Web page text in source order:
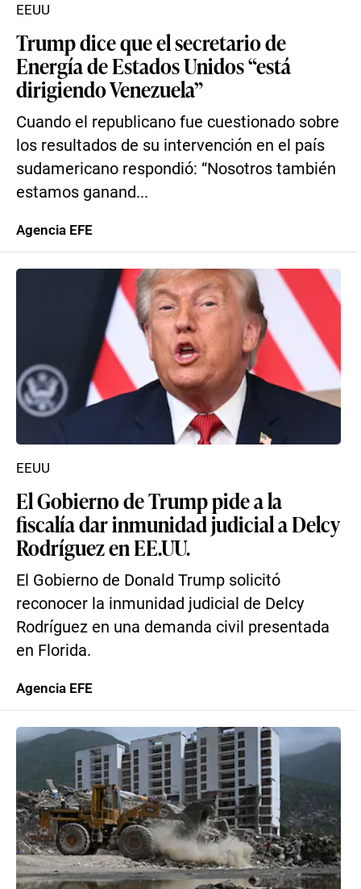
Trump dice que el secretario de
Energía de Estados Unidos “está
dirigiendo Venezuela”
Cuando el republicano fue cuestionado sobre
los resultados de su intervención en el país
sudamericano respondió: “Nosotros también
estamos ganand...
EEUU
Agencia EFE
El Gobierno de Trump pide a la
fiscalía dar inmunidad judicial a Delcy
Rodríguez en EE.UU.
El Gobierno de Donald Trump solicitó
reconocer la inmunidad judicial de Delcy
Rodríguez en una demanda civil presentada
en Florida.
EEUU
Agencia EFE